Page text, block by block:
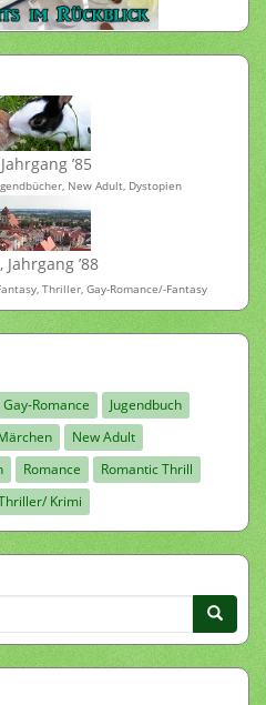
’85
New Adult, Dystopien
Jahrgang ’88
Thriller, Gay-Romance/-Fantasy
Gay-Romance
Jugendbuch
New Adult
Romance
Romantic Thrill
Krimi